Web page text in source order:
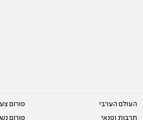
העולם הערבי
תרבות ופנאי
פורום
פורום